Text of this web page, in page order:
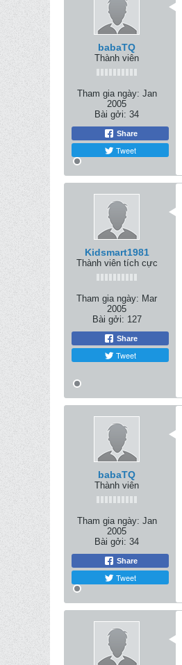
babaTQ
Thành viên
Tham gia ngày: Jan
2005
Bài gởi: 34
Share
Tweet
Kidsmart1981
Thành viên tích cực
Tham gia ngày: Mar
2005
Bài gởi: 127
Share
Tweet
babaTQ
Thành viên
Tham gia ngày: Jan
2005
Bài gởi: 34
Share
Tweet